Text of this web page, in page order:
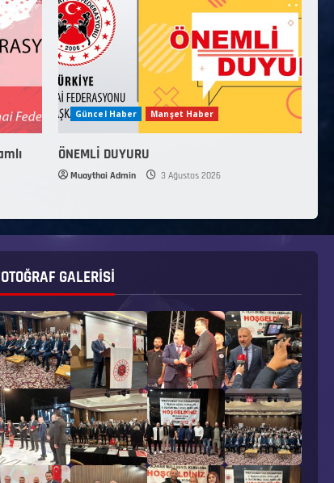
Güncel Haber Manşet Haber
ÖNEMLİ DUYURU
Muaythai Admin 3 Ağustos 2026
GALERISI